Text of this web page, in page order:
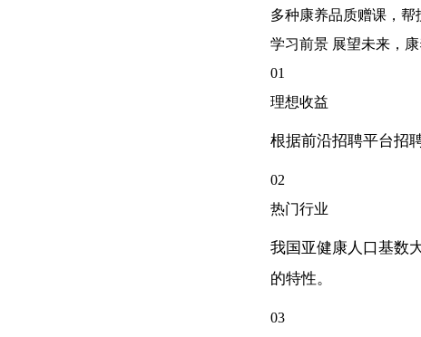
多种康养品质赠课，帮
学习前景 展望未来，
01
理想收益
根据前沿招聘平台招
02
热门行业
我国亚健康人口基数
的特性。
03